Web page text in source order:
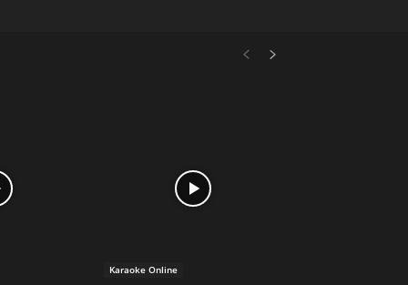
Karaoke Online